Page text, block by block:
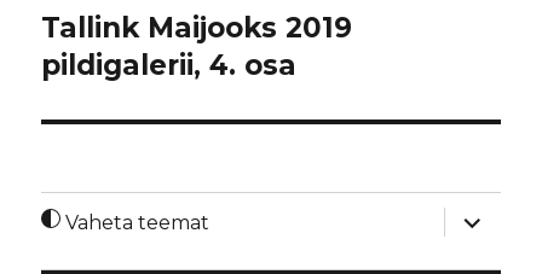
Tallink Maijooks 2019
pildigalerii, 4. osa
Vaheta teemat
laienda